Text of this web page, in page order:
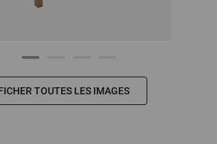
TOUTES LES IMAGES